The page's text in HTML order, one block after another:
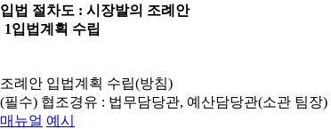
입법 절차도 : 시장발의 조례안
1입법계획 수립
조례안 입법계획 수립(방침)
(필수) 협조경유 : 법무담당관, 예산담당관(소관 팀장)
매뉴얼 예시